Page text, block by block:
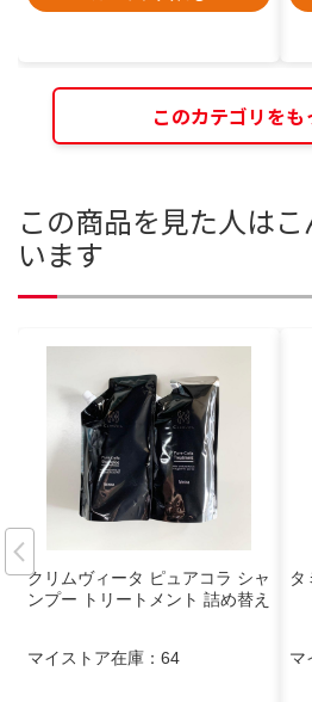
このカテゴリをも
この商品を見た人は
います
クリムヴィータ ピュアコラ シャ
ンプー トリートメント 詰め替え
マイストア在庫： 64 マ